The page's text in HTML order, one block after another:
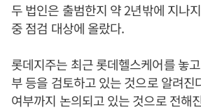
두 법인은 출범한지 약 2년밖에 지나
중 점검 대상에 올랐다.
롯데지주는 최근 롯데헬스케어를 놓
부 등을 검토하고 있는 것으로 알려진
여부까지 논의되고 있는 것으로 전해